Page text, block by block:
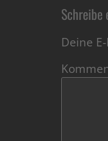
Schreibe
Deine